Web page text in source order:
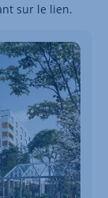
sur le lien.